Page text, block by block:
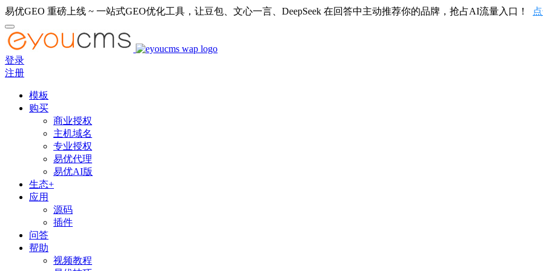
易优GEO 重磅上线 ~ 一站式GEO优化工具，让豆包、文心一言、DeepSeek 在回答中主动推荐你的品牌，抢占AI流量入口！
登录
注册
模板
购买
商业授权
主机域名
专业授权
易优代理
易优AI版
生态+
应用
源码
插件
问答
帮助
视频教程